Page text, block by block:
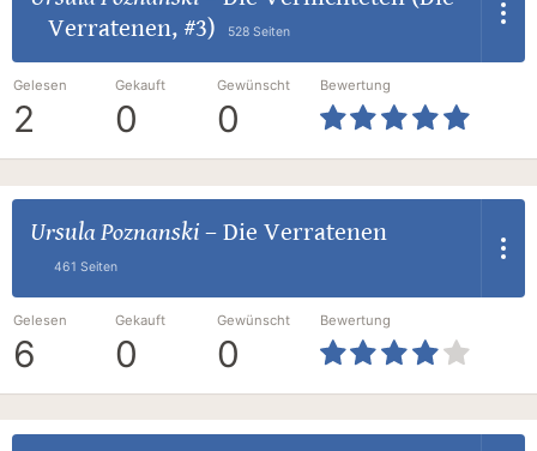
Verratenen, #3)
528 Seiten
Gelesen
2
Gekauft
0
Gewünscht
0
Bewertung
Ursula Poznanski– Die Verratenen
461 Seiten
Gelesen
6
Gekauft
0
Gewünscht
0
Bewertung